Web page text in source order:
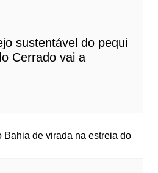
sustentável do pequi
Cerrado vai a